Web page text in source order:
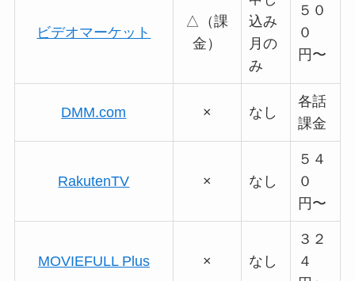
ビデオマーケット
△（課
金）
込み
月の
み
５０
０
円〜
DMM.com × なし
各話
課金
RakutenTV × なし
５４
０
円〜
MOVIEFULL Plus × なし
３２
４